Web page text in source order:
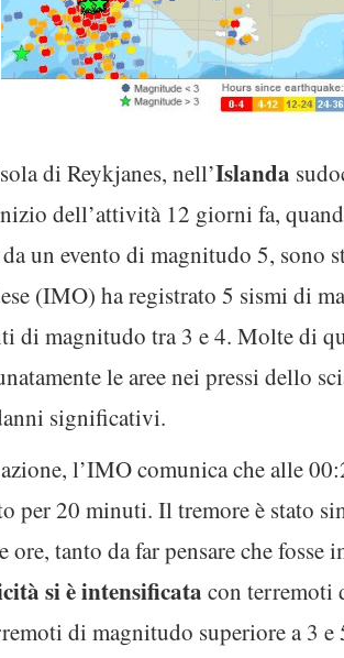
di Reykjanes, nell’Islanda
dell’attività 12 giorni fa,
un evento di magnitudo 5, sono
(IMO) ha registrato 5 sismi di
di magnitudo tra 3 e 4. Molte di
le aree nei pressi dello
significativi.
l’IMO comunica che alle
per 20 minuti. Il tremore è stato
tanto da far pensare che fosse
si è intensificata con terremoti
di magnitudo superiore a 3